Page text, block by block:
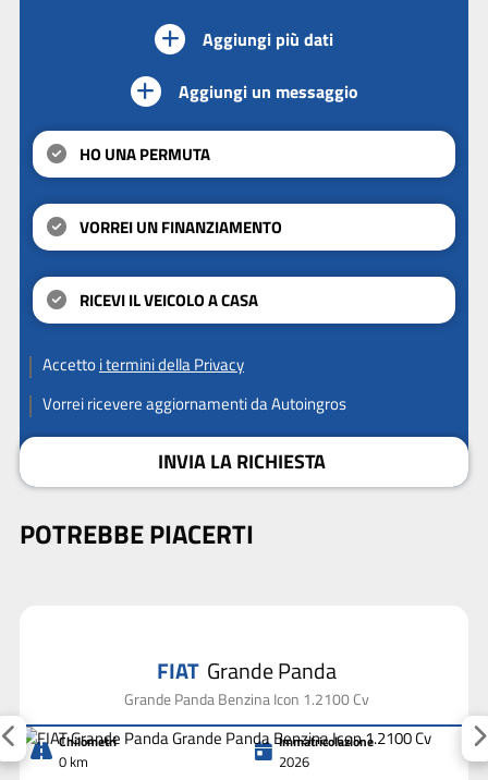
Aggiungi più dati
Aggiungi un messaggio
HO UNA PERMUTA
VORREI UN FINANZIAMENTO
RICEVI IL VEICOLO A CASA
Accettoi termini della Privacy
Vorrei ricevere aggiornamenti da Autoingros
INVIA LA RICHIESTA
POTREBBE PIACERTI
FIAT Grande Panda
Grande Panda Benzina Icon 1.2100 Cv
Chilometri
0 km
Immatricolazione
2026